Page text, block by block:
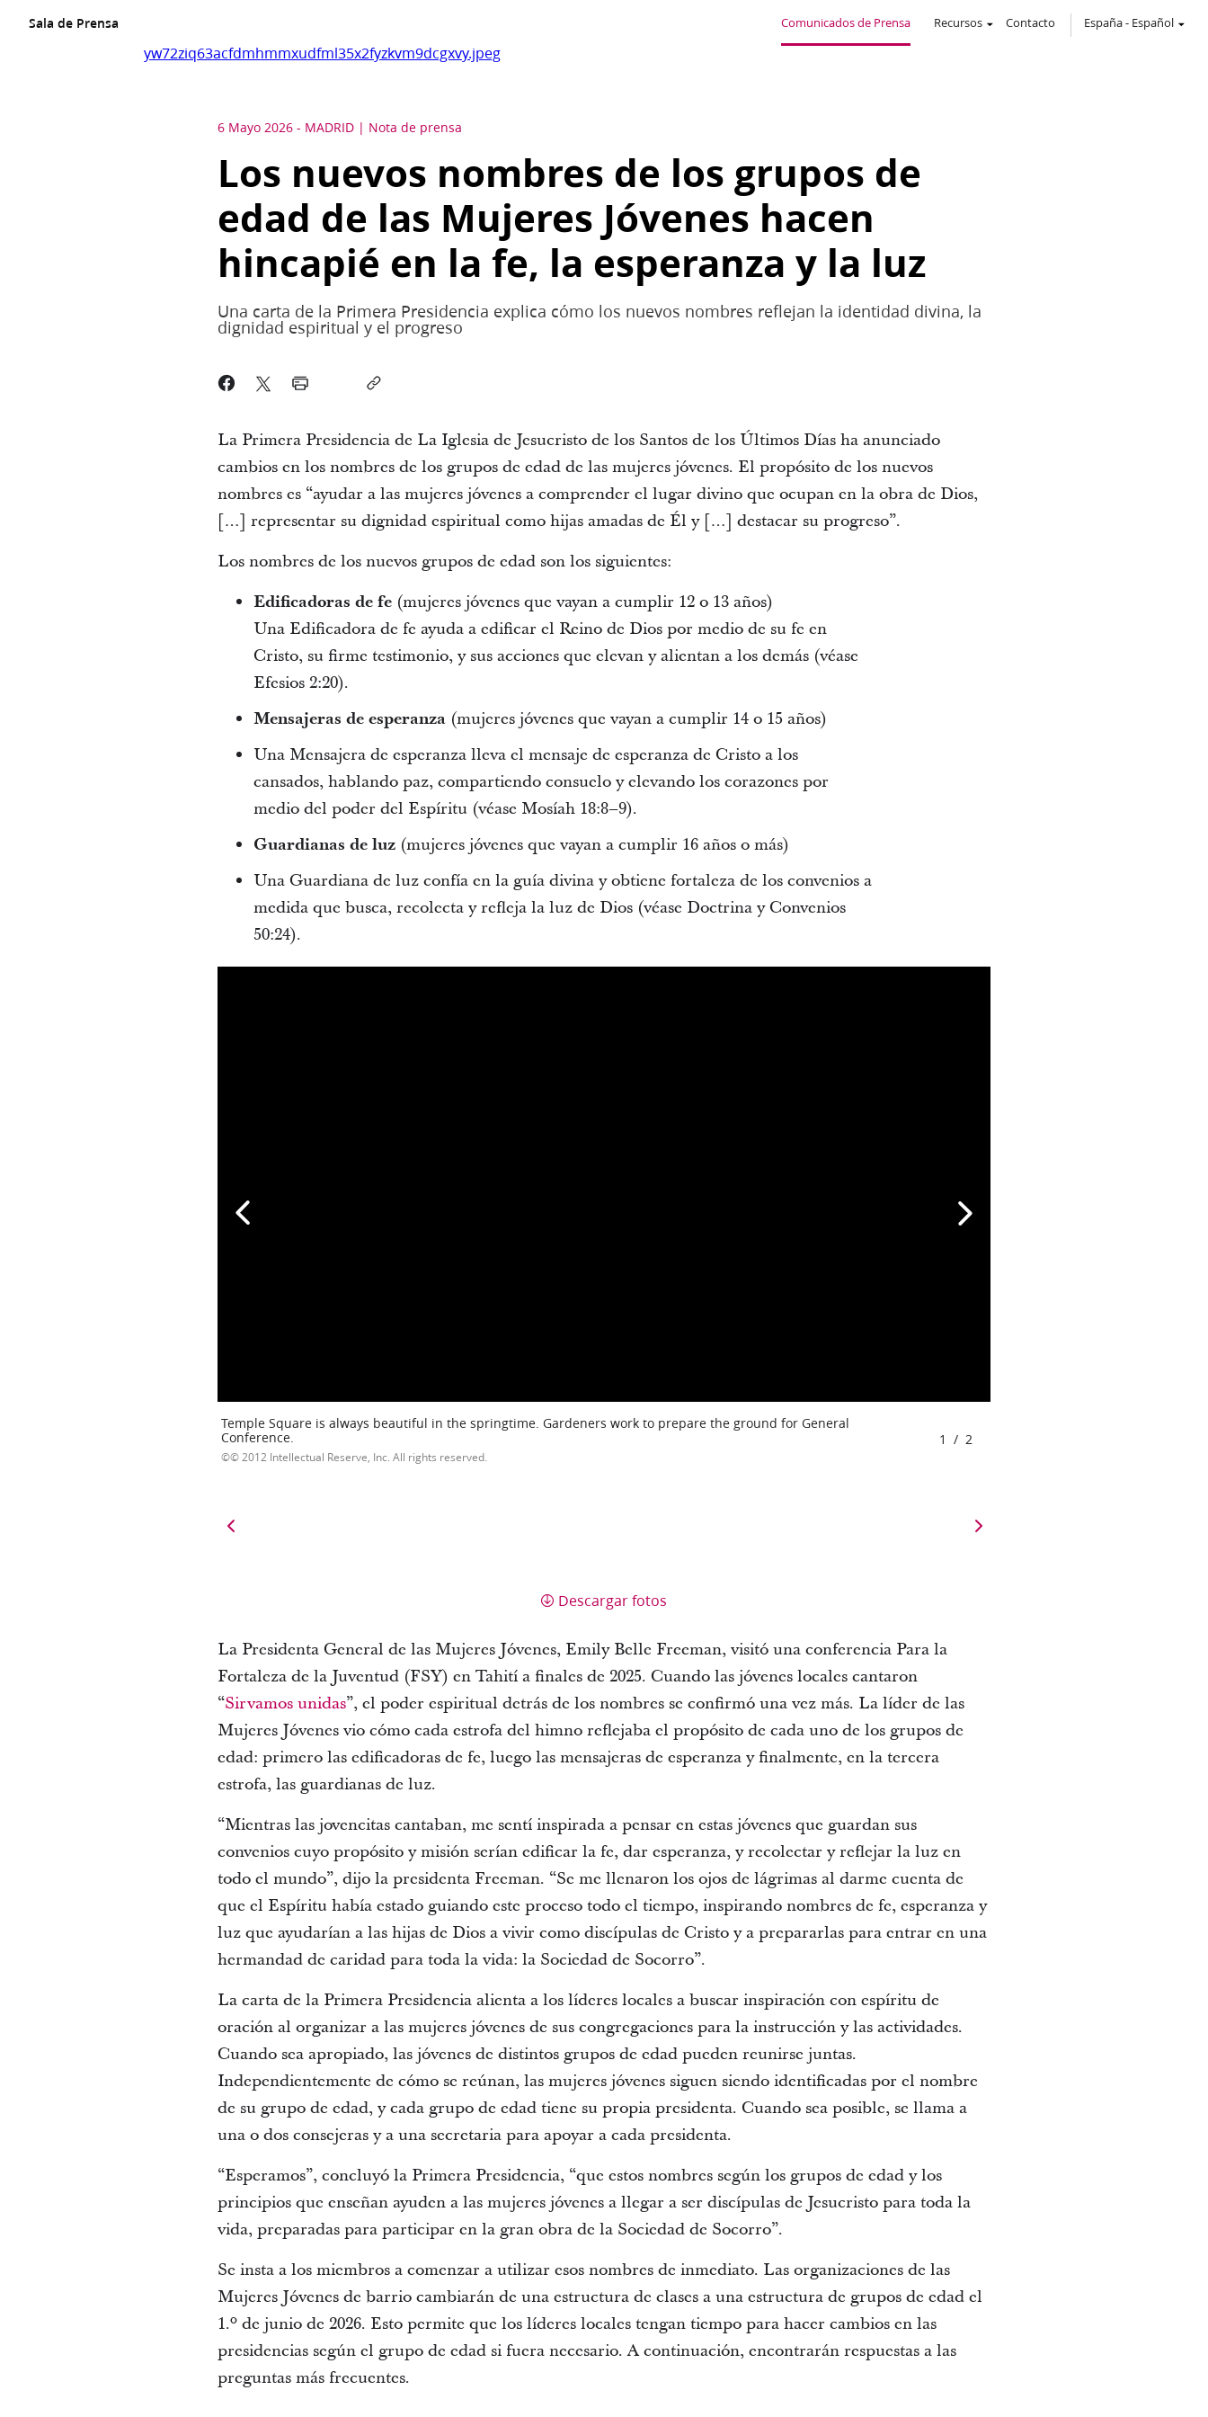
Sala de Prensa Comunicados de Prensa Recursos Contacto España- Español
yw72ziq63acfdmhmmxudfml35x2fyzkvm9dcgxvy.jpeg
6 Mayo 2026 - MADRID Nota de prensa
Los nuevos nombres de los grupos de
edad de las Mujeres Jóvenes hacen
hincapié en la fe, la esperanza y la luz
Una carta de la Primera Presidencia explica cómo los nuevos nombres reflejan la identidad divina, la
dignidad espiritual y el progreso
La Primera Presidencia de La Iglesia de Jesucristo de los Santos de los Últimos Días ha anunciado
cambios en los nombres de los grupos de edad de las mujeres jóvenes. El propósito de los nuevos
nombres es “ayudar a las mujeres jóvenes a comprender el lugar divino que ocupan en la obra de Dios,
[…] representar su dignidad espiritual como hijas amadas de Él y […] destacar su progreso”.
Los nombres de los nuevos grupos de edad son los siguientes:
Edificadoras de fe(mujeres jóvenes que vayan a cumplir 12 o 13 años)
Una Edificadora de fe ayuda a edificar el Reino de Dios por medio de su fe en
Cristo, su firme testimonio, y sus acciones que elevan y alientan a los demás (véase
Efesios 2:20).
Mensajeras de esperanza (mujeres jóvenes que vayan a cumplir 14 o 15 años)
Una Mensajera de esperanza lleva el mensaje de esperanza de Cristo a los
cansados, hablando paz, compartiendo consuelo y elevando los corazones por
medio del poder del Espíritu (véase Mosíah 18:8–9).
Guardianas de luz(mujeres jóvenes que vayan a cumplir 16 años o más)
Una Guardiana de luz confía en la guía divina y obtiene fortaleza de los convenios a
medida que busca, recolecta y refleja la luz de Dios (véase Doctrina y Convenios
50:24).
Temple Square is always beautiful in the springtime. Gardeners work to prepare the ground for General
Conference.
© 2012 Intellectual Reserve, Inc. All rights reserved.
1 / 2
Descargar fotos
La Presidenta General de las Mujeres Jóvenes, Emily Belle Freeman, visitó una conferencia Para la
Fortaleza de la Juventud (FSY) en Tahití a finales de 2025. Cuando las jóvenes locales cantaron
“Sirvamos unidas”, el poder espiritual detrás de los nombres se confirmó una vez más. La líder de las
Mujeres Jóvenes vio cómo cada estrofa del himno reflejaba el propósito de cada uno de los grupos de
edad: primero las edificadoras de fe, luego las mensajeras de esperanza y finalmente, en la tercera
estrofa, las guardianas de luz.
“Mientras las jovencitas cantaban, me sentí inspirada a pensar en estas jóvenes que guardan sus
convenios cuyo propósito y misión serían edificar la fe, dar esperanza, y recolectar y reflejar la luz en
todo el mundo”, dijo la presidenta Freeman. “Se me llenaron los ojos de lágrimas al darme cuenta de
que el Espíritu había estado guiando este proceso todo el tiempo, inspirando nombres de fe, esperanza y
luz que ayudarían a las hijas de Dios a vivir como discípulas de Cristo y a prepararlas para entrar en una
hermandad de caridad para toda la vida: la Sociedad de Socorro”.
La carta de la Primera Presidencia alienta a los líderes locales a buscar inspiración con espíritu de
oración al organizar a las mujeres jóvenes de sus congregaciones para la instrucción y las actividades.
Cuando sea apropiado, las jóvenes de distintos grupos de edad pueden reunirse juntas.
Independientemente de cómo se reúnan, las mujeres jóvenes siguen siendo identificadas por el nombre
de su grupo de edad, y cada grupo de edad tiene su propia presidenta. Cuando sea posible, se llama a
una o dos consejeras y a una secretaria para apoyar a cada presidenta.
“Esperamos”, concluyó la Primera Presidencia, “que estos nombres según los grupos de edad y los
principios que enseñan ayuden a las mujeres jóvenes a llegar a ser discípulas de Jesucristo para toda la
vida, preparadas para participar en la gran obra de la Sociedad de Socorro”.
Se insta a los miembros a comenzar a utilizar esos nombres de inmediato. Las organizaciones de las
Mujeres Jóvenes de barrio cambiarán de una estructura de clases a una estructura de grupos de edad el
1.º de junio de 2026. Esto permite que los líderes locales tengan tiempo para hacer cambios en las
presidencias según el grupo de edad si fuera necesario. A continuación, encontrarán respuestas a las
preguntas más frecuentes.